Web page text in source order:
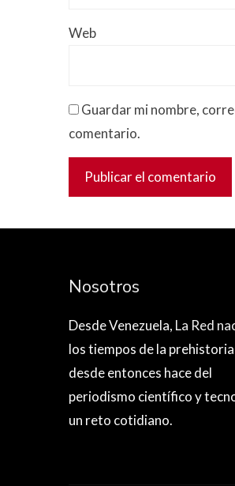
Web
Guardar mi nombre,
comentario.
Nosotros
Desde Venezuela, La Red
los tiempos de la
desde entonces hace del
periodismo científico y
un reto cotidiano.